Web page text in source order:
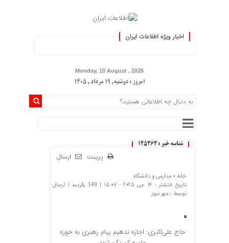
اخبار ویژه اطلاعات ایران
Monday, 10 August , 2026
امروز : دوشنبه, ۱۹ مرداد , ۱۴۰۵
شناسه خبر : 125262
ارسال پرینت
خانه » مدارس و دانشگاه
تاریخ انتشار : 14 می 2025 - 15:07 |
149 بازدید
| ارسال
توسط : مهر نیوز
حاج‌ علی‌اکبری: اجازه ندهیم پیام رهبری به حوزه